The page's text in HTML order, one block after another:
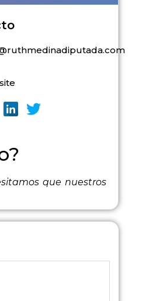
que nuestros